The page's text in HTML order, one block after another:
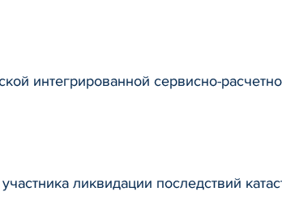
интегрированной сервисно-
ликвидации последствий